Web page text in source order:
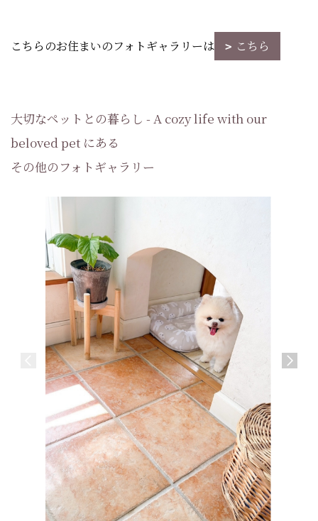
こちらのお住まいのフォトギャラリーは こちら
大切なペットとの暮らし - A cozy life with our
beloved pet にある
その他のフォトギャラリー